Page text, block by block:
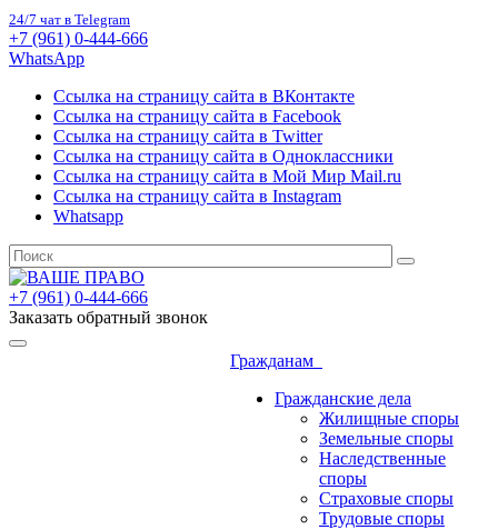
24/7 чат в Telegram
+7 (961) 0-444-666
WhatsApp
Ссылка на страницу сайта в ВКонтакте
Ссылка на страницу сайта в Facebook
Ссылка на страницу сайта в Twitter
Ссылка на страницу сайта в Одноклассники
Ссылка на страницу сайта в Мой Мир Mail.ru
Ссылка на страницу сайта в Instagram
Whatsapp
+7 (961) 0-444-666
Заказать обратный звонок
Гражданам
Гражданские дела
Жилищные споры
Земельные споры
Наследственные
споры
Страховые споры
Трудовые споры